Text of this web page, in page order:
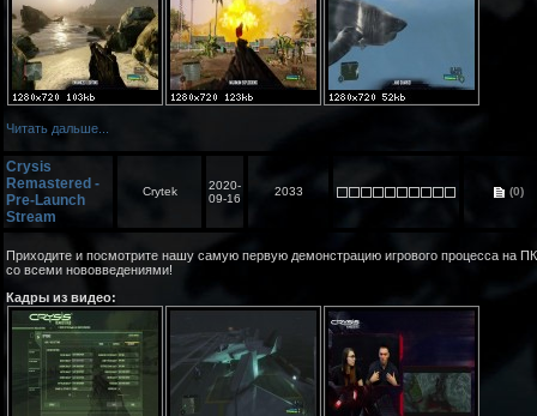
Читать дальше...
Crysis
Remastered -
Pre-Launch
Stream
Crytek
2020-
09-16
2033 (0)
Приходите и посмотрите нашу самую первую демонстрацию игрового процесса на ПК
со всеми нововведениями!
Кадры из видео: